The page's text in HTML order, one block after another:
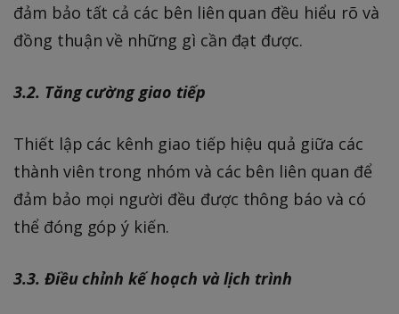
đảm bảo tất cả các bên liên quan đều hiểu rõ và
đồng thuận về những gì cần đạt được.
3.2. Tăng cường giao tiếp
Thiết lập các kênh giao tiếp hiệu quả giữa các
thành viên trong nhóm và các bên liên quan để
đảm bảo mọi người đều được thông báo và có
thể đóng góp ý kiến.
3.3. Điều chỉnh kế hoạch và lịch trình